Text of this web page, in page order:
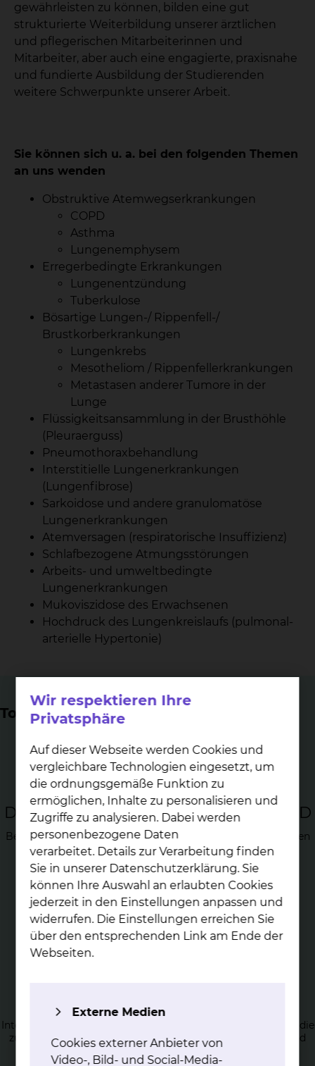
gewährleisten zu können, bilden eine gut
strukturierte Weiterbildung unserer ärztlichen
und pflegerischen Mitarbeiterinnen und
Mitarbeiter, aber auch eine engagierte, praxisnahe
und fundierte Ausbildung der Studierenden
weitere Schwerpunkte unserer Arbeit.
Sie können sich u. a. bei den folgenden Themen
an uns wenden
Obstruktive Atemwegserkrankungen
COPD
Asthma
Lungenemphysem
Erregerbedingte Erkrankungen
Lungenentzündung
Tuberkulose
Bösartige Lungen-/ Rippenfell-/
Brustkorberkrankungen
Lungenkrebs
Mesotheliom / Rippenfellerkrankungen
Metastasen anderer Tumore in der
Lunge
Flüssigkeitsansammlung in der Brusthöhle
(Pleuraerguss)
Pneumothoraxbehandlung
Interstitielle Lungenerkrankungen
(Lungenfibrose)
Sarkoidose und andere granulomatöse
Lungenerkrankungen
Atemversagen (respiratorische Insuffizienz)
Schlafbezogene Atmungsstörungen
Arbeits- und umweltbedingte
Lungenerkrankungen
Mukoviszidose des Erwachsenen
Hochdruck des Lungenkreislaufs (pulmonal-
arterielle Hypertonie)
Top Themen
Dia­gnos­tik und Be­hand­lung von COPD
Bei der COPD sind die unteren Atemwege, also die Bronchien
und die noch kleineren Bronchiolen betroffen.
mehr
Interstitielle Lungenerkrankungen (ILD) ist eine Erkrankung, die
zu einer Entzündung im Zwischengewebe (Interstitium) und
den Lungenbläschen (Alveolen) führt.
Wir respektieren Ihre
Privatsphäre
Auf dieser Webseite werden Cookies und
vergleichbare Technologien eingesetzt, um
die ordnungsgemäße Funktion zu
ermöglichen, Inhalte zu personalisieren und
Zugriffe zu analysieren. Dabei werden
personenbezogene Daten
verarbeitet. Details zur Verarbeitung finden
Sie in unserer Datenschutzerklärung. Sie
können Ihre Auswahl an erlaubten Cookies
jederzeit in den Einstellungen anpassen und
widerrufen. Die Einstellungen erreichen Sie
über den entsprechenden Link am Ende der
Webseiten.
Externe Medien
Cookies externer Anbieter von
Video-, Bild- und Social-Media-